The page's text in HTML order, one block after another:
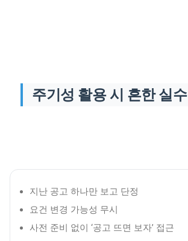
주기성 활용 시 흔한 실수
지난 공고 하나만 보고 단정
요건 변경 가능성 무시
사전 준비 없이 ‘공고 뜨면 보자’ 접근